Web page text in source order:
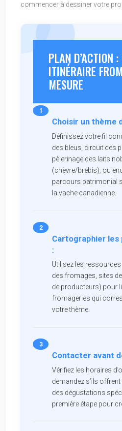
commencer à dessiner votre
PLAN D’ACTION
ITINÉRAIRE
MESURE
Choisir un thème
Définissez votre fil
des bleus, circuit des
pèlerinage des laits
(chèvre/brebis), ou
parcours patrimonial
la vache canadienne.
Cartographier
:
Utilisez les
des fromages, sites
de producteurs) pour
fromageries qui
votre thème.
Contacter avant
Vérifiez les horaires
demandez s’ils
des dégustations
première étape pour